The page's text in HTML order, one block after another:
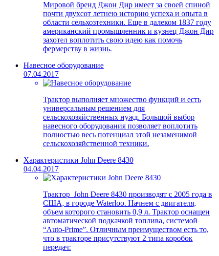
Мировой бренд Джон Дир имеет за своей спиной
почти двухсот летнею историю успеха и опыта в
области сельхозтехники. Еще в далеком 1837 году
американский промышленник и кузнец Джон Дир
захотел воплотить свою идею как помочь
фермерству в жизнь.
Навесное оборудование
07.04.2017
Трактор выполняет множество функций и есть
универсальным решением для
сельскохозяйственных нужд. Большой выбор
навесного оборудования позволяет воплотить
полностью весь потенциал этой незаменимой
сельскохозяйственной техники.
Характеристики John Deere 8430
04.04.2017
Трактор John Deere 8430 производят с 2005 года в
США, в городе Waterloo. Начнем с двигателя,
объем которого становить 0,9 л. Трактор оснащен
автоматической подкачкой топлива, системой
“Auto-Prime”. Отличным преимуществом есть то,
что в тракторе присутствуют 2 типа коробок
передач: